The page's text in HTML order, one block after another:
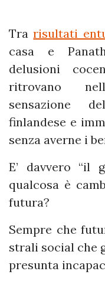
Trarisultati
casa e
delusioni
ritrovano
sensazione
finlandese e
senza averne i
E’ davvero “il
qualcosa è
futura?
Sempre che
strali social che
presunta